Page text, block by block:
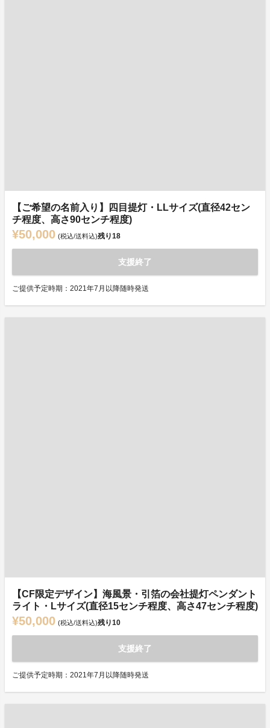
【ご希望の名前入り】四目提灯・LLサイズ(直径42セン
チ程度、高さ90センチ程度)
¥50,000 (税込/送料込)残り18
支援終了
ご提供予定時期：2021年7月以降随時発送
【CF限定デザイン】海風景・引箔の会社提灯ペンダント
ライト・Lサイズ(直径15センチ程度、高さ47センチ程度)
¥50,000 (税込/送料込)残り10
支援終了
ご提供予定時期：2021年7月以降随時発送